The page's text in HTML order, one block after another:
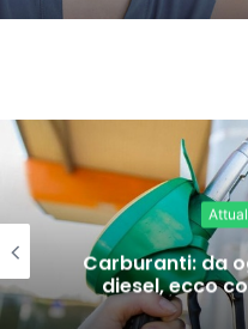
Carburanti: da
diesel, ecco